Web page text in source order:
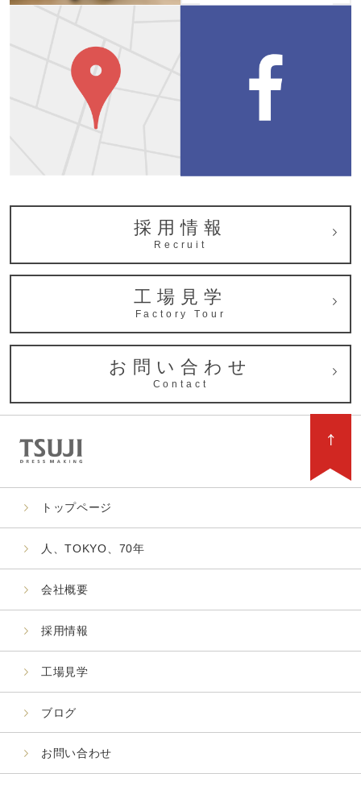
採用情報
Recruit
工場見学
Factory Tour
お問い合わせ
Contact
トップページ
人、TOKYO、70年
会社概要
採用情報
工場見学
ブログ
お問い合わせ